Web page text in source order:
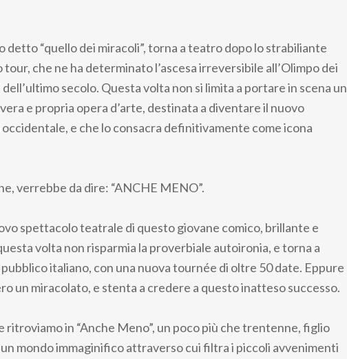
detto “quello dei miracoli”, torna a teatro dopo lo strabiliante
che ne ha determinato l’ascesa irreversibile all’Olimpo dei
secolo. Questa volta non si limita a portare in scena un
e propria opera d’arte, destinata a diventare il nuovo
e che lo consacra definitivamente come icona
verrebbe da dire: “ANCHE MENO”.
spettacolo teatrale di questo giovane comico, brillante e
volta non risparmia la proverbiale autoironia, e torna a
italiano, con una nuova tournée di oltre 50 date. Eppure
un miracolato, e stenta a credere a questo inatteso successo.
ritroviamo in “Anche Meno”, un poco più che trentenne, figlio
mondo immaginifico attraverso cui filtra i piccoli avvenimenti